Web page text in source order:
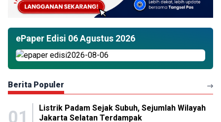
ePaper Edisi 06 Agustus 2026
Berita Populer
01
Listrik Padam Sejak Subuh, Sejumlah Wilayah
Jakarta Selatan Terdampak